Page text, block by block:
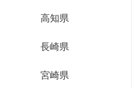
高知県
長崎県
宮崎県